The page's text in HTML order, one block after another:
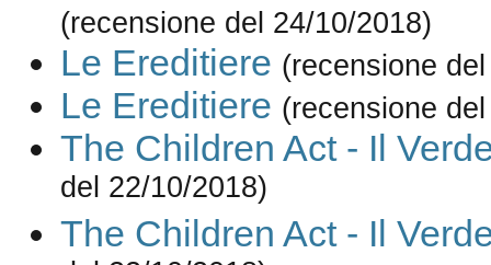
(recensione del 24/10/2018)
Le Ereditiere (recensione
Le Ereditiere (recensione
The Children Act - Il
del 22/10/2018)
The Children Act - Il